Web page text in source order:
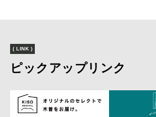
( LINK )
ピックアップリンク